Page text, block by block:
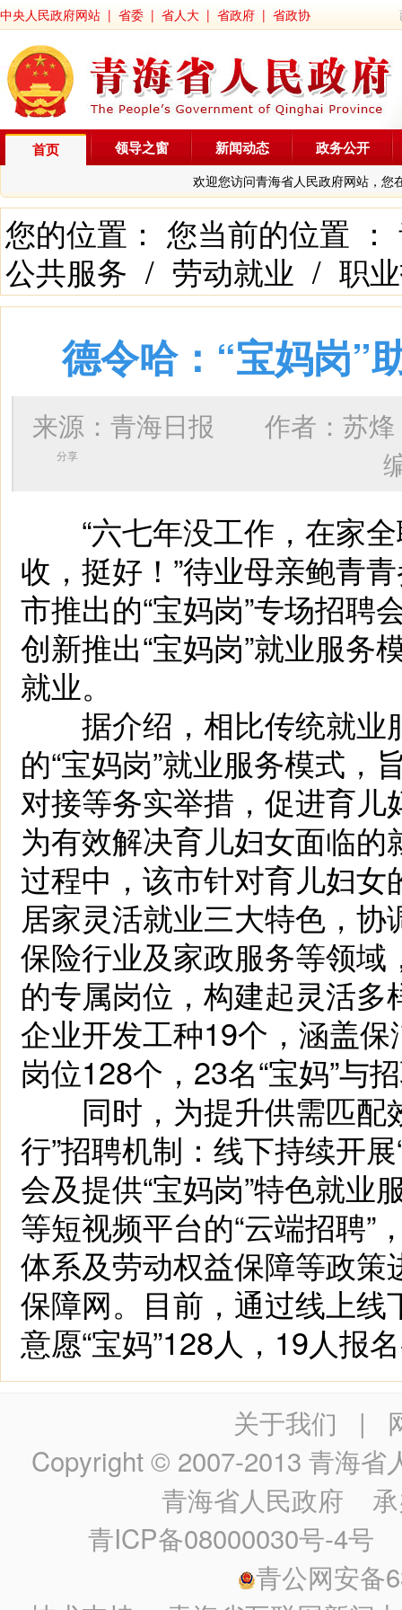
中央人民政府网站 | 省委 | 省人大 | 省政府 | 省政协
首页
欢迎您访问青海省人民政府网站，您
领导之窗 新闻动态 政务公开
您的位置： 您当前的位置 ：
公共服务 / 劳动就业 / 职
德令哈：“宝妈岗”
来源：青海日报 作者： 苏
分享
“六七年没工作，在家全
收，挺好！”待业母亲鲍青
市推出的“宝妈岗”专场招聘
创新推出“宝妈岗”就业服务
就业。
据介绍，相比传统就业
的“宝妈岗”就业服务模式
对接等务实举措，促进育
为有效解决育儿妇女面临
过程中，该市针对育儿妇
居家灵活就业三大特色，
保险行业及家政服务等领域
的专属岗位，构建起灵活
企业开发工种19个，涵盖
岗位128个，23名“宝妈”与
同时，为提升供需匹配
行”招聘机制：线下持续开
会及提供“宝妈岗”特色就业
等短视频平台的“云端招聘”
体系及劳动权益保障等政
保障网。目前，通过线上
意愿“宝妈”128人，19人报
关于我们 |
Copyright © 2007-2013 青海省
青海省人民政府 承
青ICP备08000030号-4号
青公网安备